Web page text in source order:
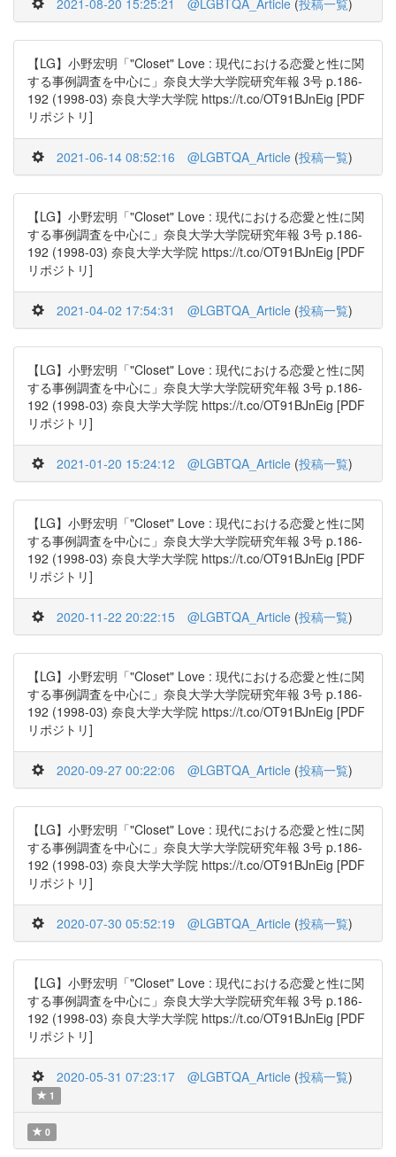
2021-08-20 15:25:21 @LGBTQA_Article (投稿一覧)
【LG】小野宏明「"Closet" Love : 現代における恋愛と性に関
する事例調査を中心に」奈良大学大学院研究年報 3号 p.186-
192 (1998-03) 奈良大学大学院 https://t.co/OT91BJnEig [PDF
リポジトリ]
2021-06-14 08:52:16 @LGBTQA_Article (投稿一覧)
【LG】小野宏明「"Closet" Love : 現代における恋愛と性に関
する事例調査を中心に」奈良大学大学院研究年報 3号 p.186-
192 (1998-03) 奈良大学大学院 https://t.co/OT91BJnEig [PDF
リポジトリ]
2021-04-02 17:54:31 @LGBTQA_Article (投稿一覧)
【LG】小野宏明「"Closet" Love : 現代における恋愛と性に関
する事例調査を中心に」奈良大学大学院研究年報 3号 p.186-
192 (1998-03) 奈良大学大学院 https://t.co/OT91BJnEig [PDF
リポジトリ]
2021-01-20 15:24:12 @LGBTQA_Article (投稿一覧)
【LG】小野宏明「"Closet" Love : 現代における恋愛と性に関
する事例調査を中心に」奈良大学大学院研究年報 3号 p.186-
192 (1998-03) 奈良大学大学院 https://t.co/OT91BJnEig [PDF
リポジトリ]
2020-11-22 20:22:15 @LGBTQA_Article (投稿一覧)
【LG】小野宏明「"Closet" Love : 現代における恋愛と性に関
する事例調査を中心に」奈良大学大学院研究年報 3号 p.186-
192 (1998-03) 奈良大学大学院 https://t.co/OT91BJnEig [PDF
リポジトリ]
2020-09-27 00:22:06 @LGBTQA_Article (投稿一覧)
【LG】小野宏明「"Closet" Love : 現代における恋愛と性に関
する事例調査を中心に」奈良大学大学院研究年報 3号 p.186-
192 (1998-03) 奈良大学大学院 https://t.co/OT91BJnEig [PDF
リポジトリ]
2020-07-30 05:52:19 @LGBTQA_Article (投稿一覧)
【LG】小野宏明「"Closet" Love : 現代における恋愛と性に関
する事例調査を中心に」奈良大学大学院研究年報 3号 p.186-
192 (1998-03) 奈良大学大学院 https://t.co/OT91BJnEig [PDF
リポジトリ]
2020-05-31 07:23:17 @LGBTQA_Article (投稿一覧)
1
0